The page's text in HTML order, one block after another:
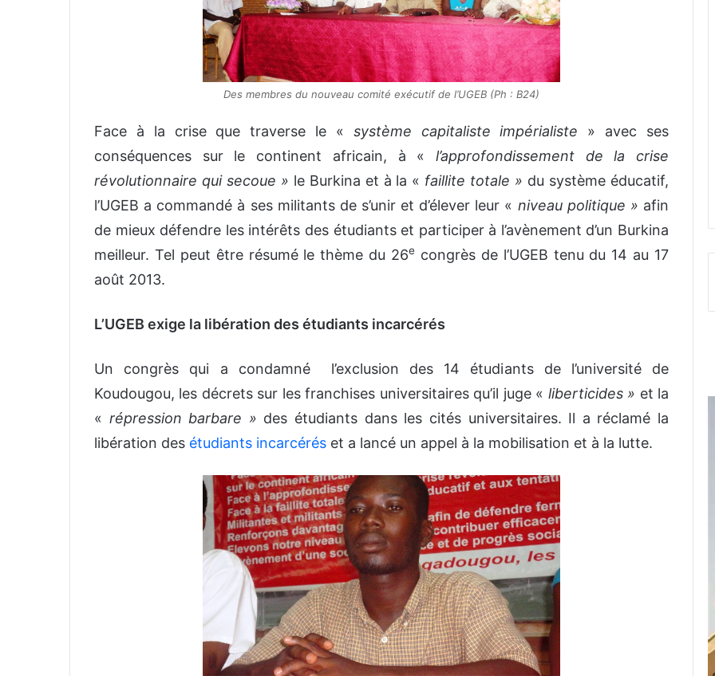
Des membres du nouveau comité exécutif de l’UGEB (Ph : B24)
Face à la crise que traverse le « système capitaliste impérialiste » avec ses
conséquences sur le continent africain, à « l’approfondissement de la crise
révolutionnaire qui secoue » le Burkina et à la « faillite totale » du système éducatif,
l’UGEB a commandé à ses militants de s’unir et d’élever leur « niveau politique » afin
de mieux défendre les intérêts des étudiants et participer à l’avènement d’un Burkina
meilleur. Tel peut être résumé le thème du 26e congrès de l’UGEB tenu du 14 au 17
août 2013.
L’UGEB exige la libération des étudiants incarcérés
Un congrès qui a condamné l’exclusion des 14 étudiants de l’université de
Koudougou, les décrets sur les franchises universitaires qu’il juge « liberticides » et la
« répression barbare » des étudiants dans les cités universitaires. Il a réclamé la
libération des étudiants incarcérés et a lancé un appel à la mobilisation et à la lutte.